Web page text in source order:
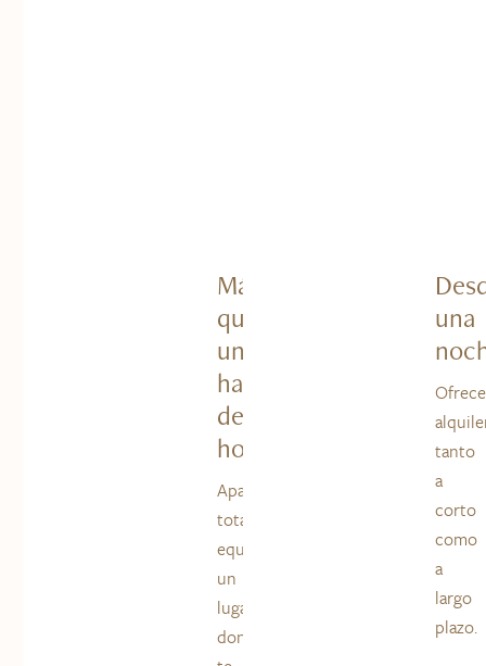
Más
que
una
habitación
de
hotel
Apartamentos
totalmente
equipados,
un
lugar
donde
una
tanto
a
corto
como
a
largo
plazo.